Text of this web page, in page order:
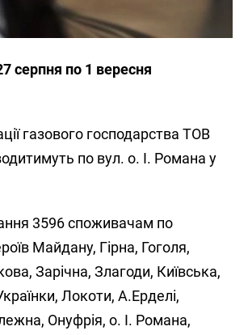
серпня по 1 вересня
газового господарства ТОВ
по вул. о. І. Романа у
3596 споживачам по
Майдану, Гірна, Гоголя,
Зарічна, Злагоди, Київська,
Локоти, А.Ерделі,
Онуфрія, о. І. Романа,